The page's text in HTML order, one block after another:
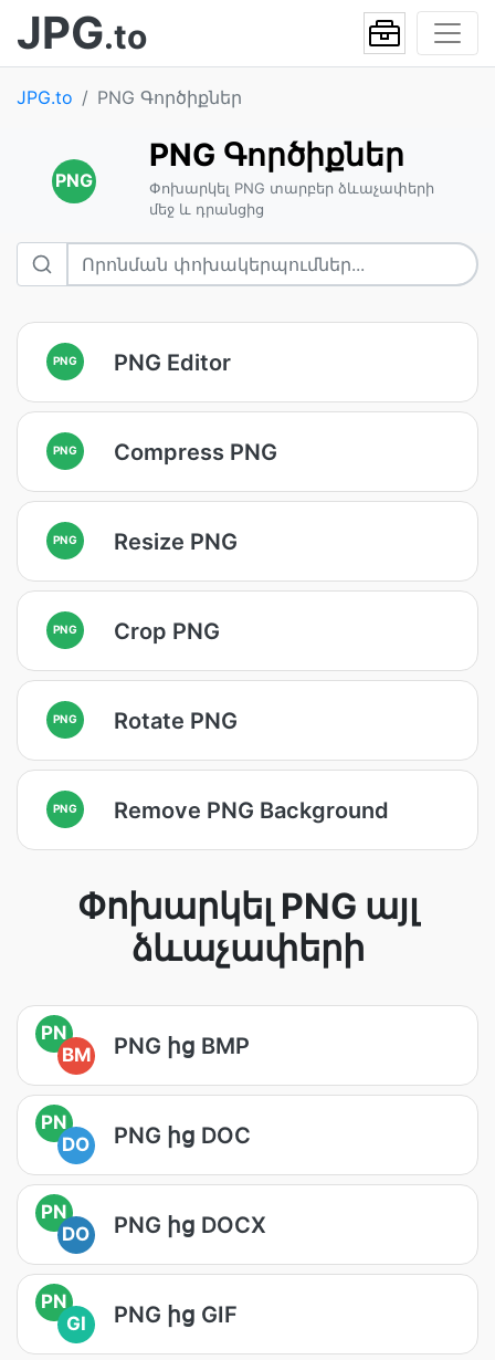
JPG.to
JPG.to PNG Գործիքներ
PNG
PNG Գործիքներ
Փոխարկել PNG տարբեր ձևաչափերի
մեջ և դրանցից
PNG PNG Editor
PNG Compress PNG
PNG Resize PNG
PNG Crop PNG
PNG Rotate PNG
PNG Remove PNG Background
Փոխարկել PNG այլ
ձևաչափերի
PN
BM
PNG ից BMP
PN
DO
PNG ից DOC
PN
DO
PNG ից DOCX
PN
GI
PNG ից GIF